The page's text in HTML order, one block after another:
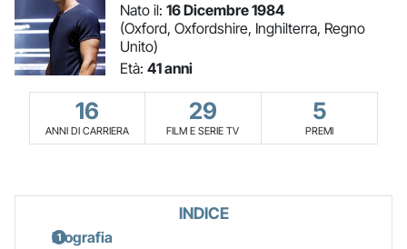
Nato il: 16 Dicembre 1984
(Oxford, Oxfordshire, Inghilterra, Regno
Unito)
Età: 41 anni
16
ANNI DI CARRIERA
29
FILM E SERIE TV
5
PREMI
INDICE
Biografia